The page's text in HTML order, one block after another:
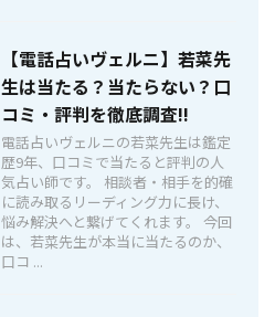
【電話占いヴェルニ】若菜先
生は当たる？当たらない？口
コミ・評判を徹底調査!!
電話占いヴェルニの若菜先生は鑑定
歴9年、口コミで当たると評判の人
気占い師です。 相談者・相手を的確
に読み取るリーディング力に長け、
悩み解決へと繋げてくれます。 今回
は、若菜先生が本当に当たるのか、
口コ ...